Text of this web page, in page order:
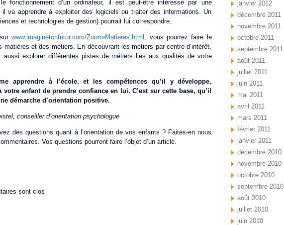
le fonctionnement d’un ordinateur, il est peut-être intéressé par une
il va apprendre à exploiter des logiciels ou traiter des informations. Un
et technologies de gestion) pourrait lui correspondre.
surwww.imaginetonfutur.com/Zoom-Matieres.html , vous pourrez faire le
matières et des métiers. En découvrant les métiers par centre d’intérêt,
aussi explorer différentes pistes de métiers liés aux qualités de votre
apprendre à l’école, et les compétences qu’il y développe,
votre enfant de prendre confiance en lui. C’est sur cette base, qu’il
démarche d’orientation positive.
conseiller d’orientation psychologue
des questions quant à l’orientation de vos enfants ? Faites-en nous
Vos questions pourront faire l’objet d’un article.
sont clos
janvier 2012
décembre 2011
novembre 2011
octobre 2011
septembre 2011
août 2011
juillet 2011
juin 2011
mai 2011
avril 2011
mars 2011
février 2011
janvier 2011
décembre 2010
novembre 2010
octobre 2010
septembre 2010
août 2010
juillet 2010
juin 2010